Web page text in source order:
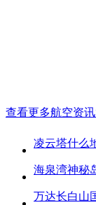
查看更多航空资
凌云塔什么
海泉湾神秘
万达长白山